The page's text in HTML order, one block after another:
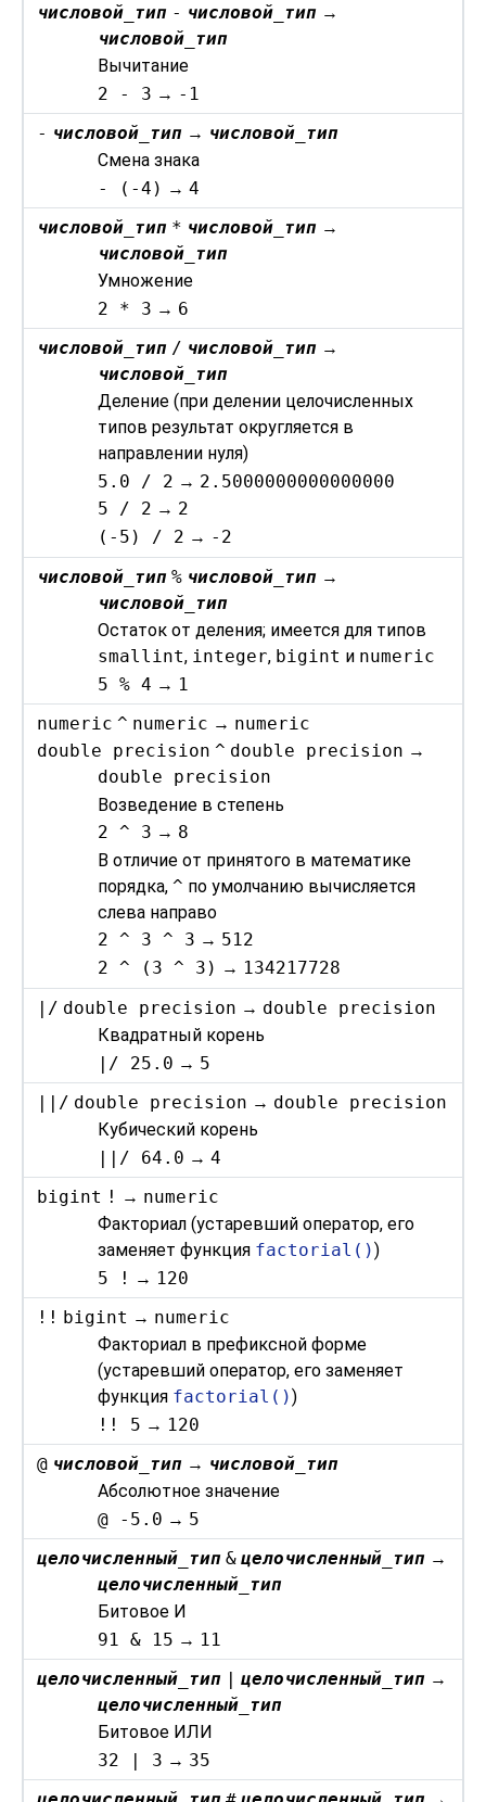
числовой_тип - числовой_тип →
числовой_тип
Вычитание
2 - 3 → -1
- числовой_тип → числовой_тип
Смена знака
- (-4) →4
числовой_тип * числовой_тип →
числовой_тип
Умножение
2 * 3 → 6
числовой_тип / числовой_тип →
числовой_тип
Деление (при делении целочисленных
типов результат округляется в
направлении нуля)
5.0 / 2 → 2.5000000000000000
5 / 2 → 2
(-5) / 2 → -2
числовой_тип % числовой_тип →
числовой_тип
Остаток от деления; имеется для типов
smallint, integer, bigint и numeric
5 % 4 → 1
numeric ^ numeric → numeric
double precision ^ double precision →
double precision
Возведение в степень
2 ^ 3 → 8
В отличие от принятого в математике
порядка,^ по умолчанию вычисляется
слева направо
2 ^ 3 ^ 3 → 512
2 ^ (3 ^ 3) → 134217728
|/ double precision → double precision
Квадратный корень
|/ 25.0 → 5
||/ double precision → double precision
Кубический корень
||/ 64.0 →4
bigint ! → numeric
Факториал (устаревший оператор, его
заменяет функция factorial())
5 ! → 120
!! bigint → numeric
Факториал в префиксной форме
(устаревший оператор, его заменяет
функция factorial())
!! 5 → 120
@ числовой_тип → числовой_тип
Абсолютное значение
@ -5.0 → 5
целочисленный_тип & целочисленный_тип →
целочисленный_тип
Битовое И
91 & 15 → 11
целочисленный_тип | целочисленный_тип →
целочисленный_тип
Битовое ИЛИ
32 | 3 → 35